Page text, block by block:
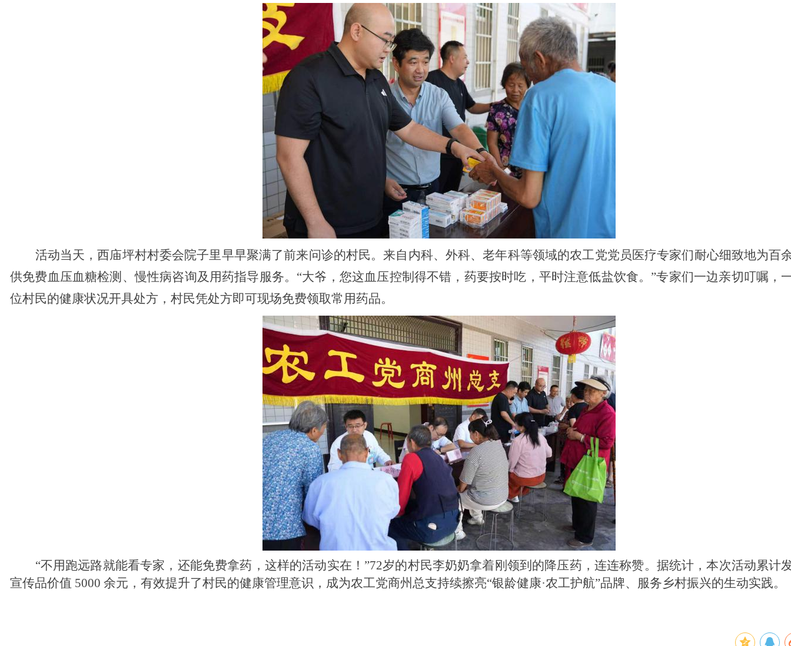
活动当天，西庙坪村村委会院子里早早聚满了前来问诊的村民。来自内科、外科、老年科等领域的农工党党员医疗专家们耐心细致地为百
供免费血压血糖检测、慢性病咨询及用药指导服务。“大爷，您这血压控制得不错，药要按时吃，平时注意低盐饮食。”专家们一边亲切叮嘱，
位村民的健康状况开具处方，村民凭处方即可现场免费领取常用药品。
“不用跑远路就能看专家，还能免费拿药，这样的活动实在！”72岁的村民李奶奶拿着刚领到的降压药，连连称赞。据统计，本次活动累计
宣传品价值 5000 余元，有效提升了村民的健康管理意识，成为农工党商州总支持续擦亮“银龄健康·农工护航”品牌、服务乡村振兴的生动实践。